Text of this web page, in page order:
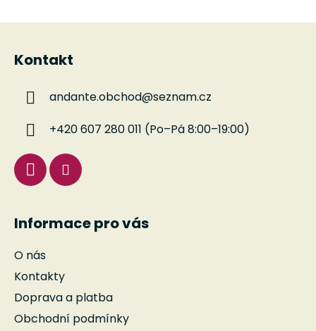
Kontakt
andante.obchod@seznam.cz
+420 607 280 011 (Po–Pá 8:00–19:00)
Informace pro vás
O nás
Kontakty
Doprava a platba
Obchodní podmínky